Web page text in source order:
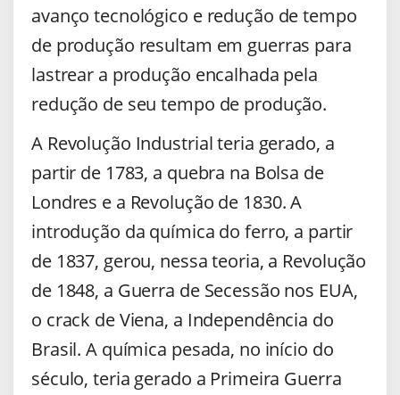
avanço tecnológico e redução de tempo
de produção resultam em guerras para
lastrear a produção encalhada pela
redução de seu tempo de produção.
A Revolução Industrial teria gerado, a
partir de 1783, a quebra na Bolsa de
Londres e a Revolução de 1830. A
introdução da química do ferro, a partir
de 1837, gerou, nessa teoria, a Revolução
de 1848, a Guerra de Secessão nos EUA,
o crack de Viena, a Independência do
Brasil. A química pesada, no início do
século, teria gerado a Primeira Guerra